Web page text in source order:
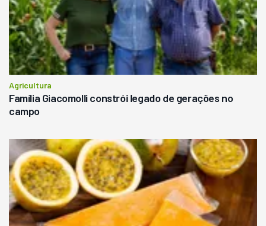
Agricultura
Família Giacomolli constrói legado de gerações no
campo